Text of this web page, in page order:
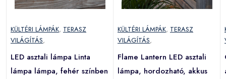
KÜLTÉRI LÁMPÁK, TERASZ
VILÁGÍTÁS,
LED asztali lámpa Linta
lámpa lámpa, fehér színben
KÜLTÉRI LÁMPÁK, TERASZ
VILÁGÍTÁS,
Flame Lantern LED asztali
lámpa, hordozható, akkus